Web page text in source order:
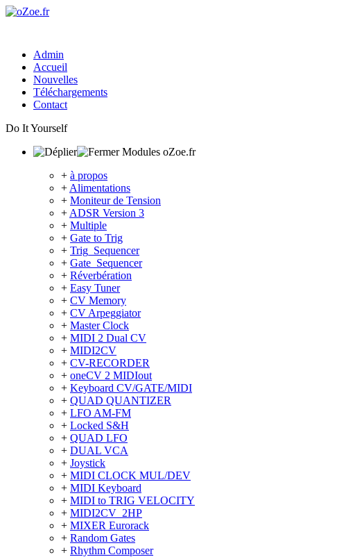
Admin
Accueil
Nouvelles
Téléchargements
Contact
Do It Yourself
Modules oZoe.fr
+ à propos
+ Alimentations
+ Moniteur de Tension
+ ADSR Version 3
+ Multiple
+ Gate to Trig
+ Trig_Sequencer
+ Gate_Sequencer
+ Réverbération
+ Easy Tuner
+ CV Memory
+ CV Arpeggiator
+ Master Clock
+ MIDI 2 Dual CV
+ MIDI2CV
+ CV-RECORDER
+ oneCV 2 MIDIout
+ Keyboard CV/GATE/MIDI
+ QUAD QUANTIZER
+ LFO AM-FM
+ Locked S&H
+ QUAD LFO
+ DUAL VCA
+ Joystick
+ MIDI CLOCK MUL/DEV
+ MIDI Keyboard
+ MIDI to TRIG VELOCITY
+ MIDI2CV_2HP
+ MIXER Eurorack
+ Random Gates
+ Rhythm Composer